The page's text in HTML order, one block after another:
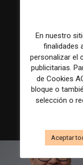
En nuestro
finalidades
personalizar el
publicitarias.
de Cookies
bloque o
selección o
Aceptar